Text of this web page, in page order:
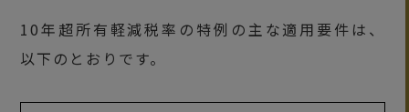
10年超所有軽減税率の特例の主な適用要件は、
以下のとおりです。